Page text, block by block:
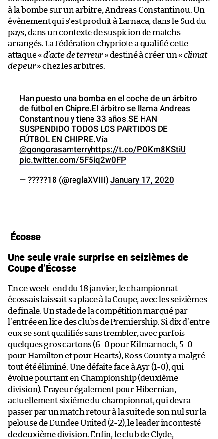
à la bombe sur un arbitre, Andreas Constantinou. Un
évènement qui s’est produit à Larnaca, dans le Sud du
pays, dans un contexte de suspicion de matchs
arrangés. La Fédération chypriote a qualifié cette
attaque «d’acte de terreur» destiné à créer un « climat
de peur» chez les arbitres.
Han puesto una bomba en el coche de un árbitro
de fútbol en Chipre.El árbitro se llama Andreas
Constantinou y tiene 33 años.SE HAN
SUSPENDIDO TODOS LOS PARTIDOS DE
FÚTBOL EN CHIPRE.Vía
@gongorasamterryhttps://t.co/POKm8KStiU
pic.twitter.com/5F5iq2w0FP
— ?????18 (@reglaXVIII) January 17, 2020
Écosse
Une seule vraie surprise en seizièmes de
Coupe d’Écosse
En ce week-end du 18 janvier, le championnat
écossais laissait sa place à la Coupe, avec les seizièmes
de finale. Un stade de la compétition marqué par
l’entrée en lice des clubs de Premiership. Si dix d’entre
eux se sont qualifiés sans trembler, avec parfois
quelques gros cartons (6-0 pour Kilmarnock, 5-0
pour Hamilton et pour Hearts), Ross County a malgré
tout été éliminé. Une défaite face à Ayr (1-0), qui
évolue pourtant en Championship (deuxième
division). Frayeur également pour Hibernian,
actuellement sixième du championnat, qui devra
passer par un match retour à la suite de son nul sur la
pelouse de Dundee United (2-2), le leader incontesté
de deuxième division. Enfin, le club de Clyde,